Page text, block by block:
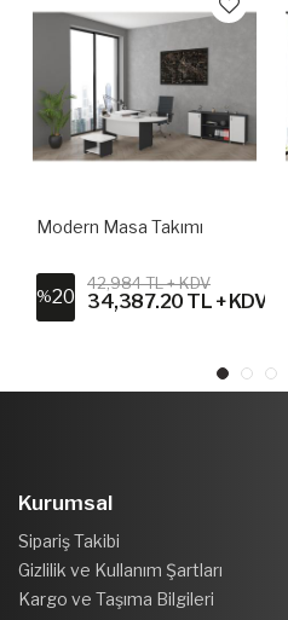
Modern Masa Takımı
%20
42,984 TL + KDV
34,387.20 TL + KDV
Kurumsal
Sipariş Takibi
Gizlilik ve Kullanım Şartları
Kargo ve Taşıma Bilgileri